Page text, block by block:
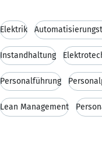
Elektrik
Instandhaltung
Personalführung
Lean Management